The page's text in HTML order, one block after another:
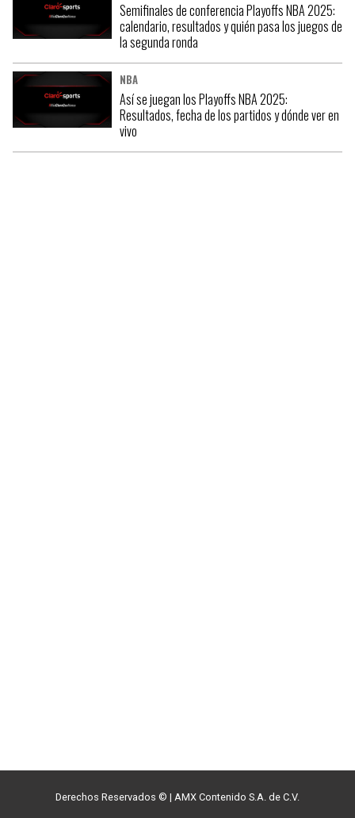
Semifinales de conferencia Playoffs NBA 2025:
calendario, resultados y quién pasa los juegos de
la segunda ronda
NBA
Así se juegan los Playoffs NBA 2025:
Resultados, fecha de los partidos y dónde ver en
vivo
Derechos Reservados © | AMX Contenido S.A. de C.V.